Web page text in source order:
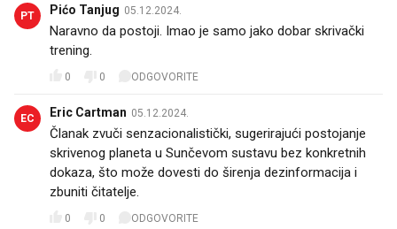
PT Pićo Tanjug 05.12.2024.
Naravno da postoji. Imao je samo jako dobar skrivački
trening.
0 0 ODGOVORITE
EC Eric Cartman 05.12.2024.
Članak zvuči senzacionalistički, sugerirajući postojanje
skrivenog planeta u Sunčevom sustavu bez konkretnih
dokaza, što može dovesti do širenja dezinformacija i
zbuniti čitatelje.
0 0 ODGOVORITE